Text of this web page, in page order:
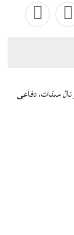
ملقات، دفاعی